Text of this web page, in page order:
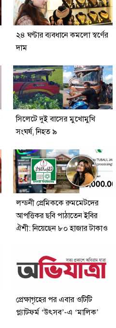
২৪ ঘণ্টার ব্যবধানে কমলো স্বর্ণের
দাম
সিলেটে দুই বাসের মুখোমুখি
সংঘর্ষ, নিহত ৯
লন্ডনী প্রেমিককে রুমমেটদের
আপত্তিকর ছবি পাঠাতেন ইবির
ঐশী: নিয়েছেন ৮০ হাজার টাকাও
প্রেক্ষাগৃহের পর এবার ওটিটি
প্ল্যাটফর্ম ‘উৎসব’-এ ‘মালিক’